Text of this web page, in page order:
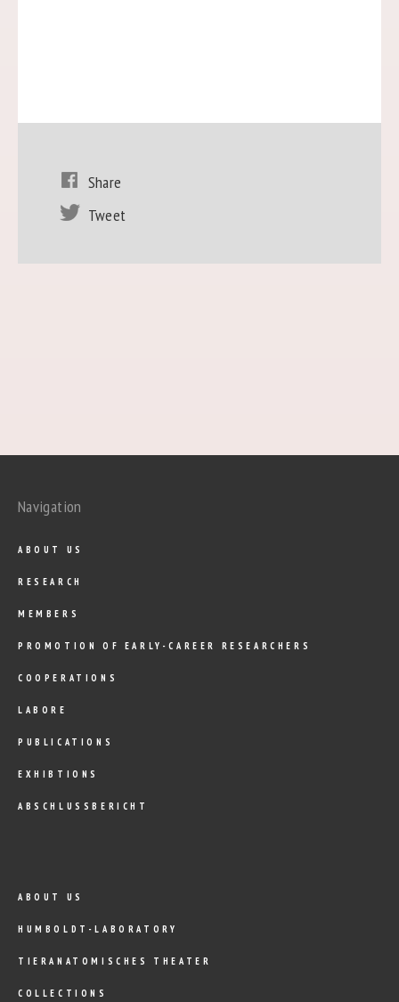
Share
Tweet
Navigation
ABOUT US
RESEARCH
MEMBERS
PROMOTION OF EARLY-CAREER RESEARCHERS
COOPERATIONS
LABORE
PUBLICATIONS
EXHIBTIONS
ABSCHLUSSBERICHT
ABOUT US
HUMBOLDT-LABORATORY
TIERANATOMISCHES THEATER
COLLECTIONS